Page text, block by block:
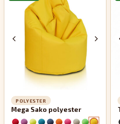
POLYESTER
Mega Sako polyester